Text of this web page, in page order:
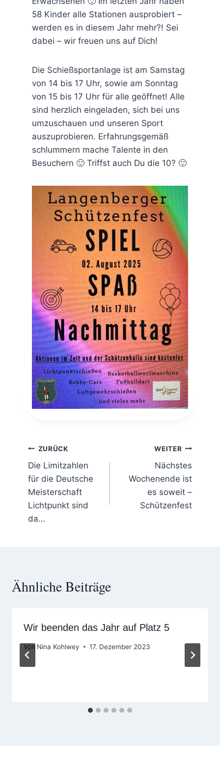
58 Kinder alle Stationen ausprobiert –
werden es in diesem Jahr mehr?! Sei
dabei – wir freuen uns auf Dich!
Die Schießsportanlage ist am Samstag
von 14 bis 17 Uhr, sowie am Sonntag
von 15 bis 17 Uhr für alle geöffnet! Alle
sind herzlich eingeladen, sich bei uns
umzuschauen und unseren Sport
auszuprobieren. Erfahrungsgemäß
schlummern mache Talente in den
Besuchern 🙂 Triffst auch Du die 10? 🙂
Beitragsnavigation
ZURÜCK
Die Limitzahlen
für die Deutsche
Meisterschaft
Lichtpunkt sind
da…
WEITER
Nächstes
Wochenende ist
es soweit –
Schützenfest
Ähnliche Beiträge
Wir beenden das Jahr auf Platz 5
Von Nina Kohlwey 17. Dezember 2023